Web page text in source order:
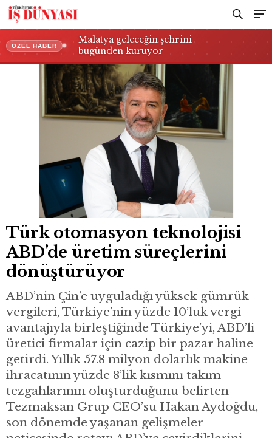
ÖZEL HABER
Malatya geleceğin şehrini
bugünden kuruyor
Türk otomasyon teknolojisi
ABD’de üretim süreçlerini
dönüştürüyor
ABD’nin Çin’e uyguladığı yüksek gümrük
vergileri, Türkiye’nin yüzde 10’luk vergi
avantajıyla birleştiğinde Türkiye’yi, ABD’li
üretici firmalar için cazip bir pazar haline
getirdi. Yıllık 57.8 milyon dolarlık makine
ihracatının yüzde 8’lik kısmını takım
tezgahlarının oluşturduğunu belirten
Tezmaksan Grup CEO’su Hakan Aydoğdu,
son dönemde yaşanan gelişmeler